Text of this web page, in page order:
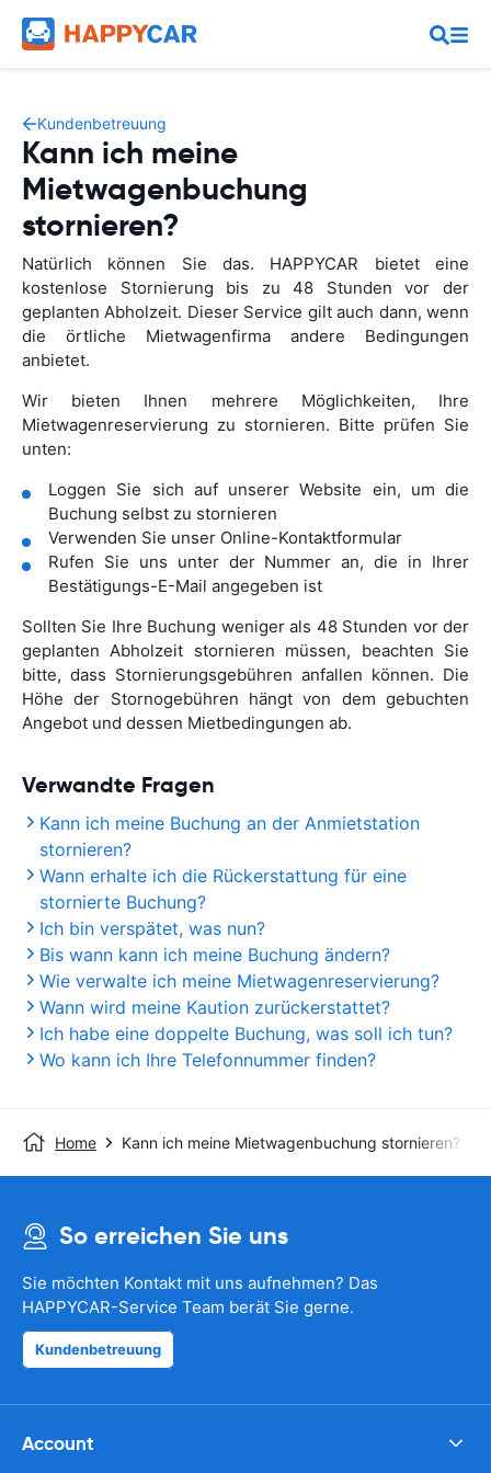
Kundenbetreuung
Kann ich meine
Mietwagenbuchung
stornieren?
Natürlich können Sie das. HAPPYCAR bietet eine
kostenlose Stornierung bis zu 48 Stunden vor der
geplanten Abholzeit. Dieser Service gilt auch dann, wenn
die örtliche Mietwagenfirma andere Bedingungen
anbietet.
Wir bieten Ihnen mehrere Möglichkeiten, Ihre
Mietwagenreservierung zu stornieren. Bitte prüfen Sie
unten:
Loggen Sie sich auf unserer Website ein, um die
Buchung selbst zu stornieren
Verwenden Sie unser Online-Kontaktformular
Rufen Sie uns unter der Nummer an, die in Ihrer
Bestätigungs-E-Mail angegeben ist
Sollten Sie Ihre Buchung weniger als 48 Stunden vor der
geplanten Abholzeit stornieren müssen, beachten Sie
bitte, dass Stornierungsgebühren anfallen können. Die
Höhe der Stornogebühren hängt von dem gebuchten
Angebot und dessen Mietbedingungen ab.
Verwandte Fragen
Kann ich meine Buchung an der Anmietstation
stornieren?
Wann erhalte ich die Rückerstattung für eine
stornierte Buchung?
Ich bin verspätet, was nun?
Bis wann kann ich meine Buchung ändern?
Wie verwalte ich meine Mietwagenreservierung?
Wann wird meine Kaution zurückerstattet?
Ich habe eine doppelte Buchung, was soll ich tun?
Wo kann ich Ihre Telefonnummer finden?
Home Kann ich meine Mietwagenbuchung stornieren?
So erreichen Sie uns
Sie möchten Kontakt mit uns aufnehmen? Das
HAPPYCAR-Service Team berät Sie gerne.
Kundenbetreuung
Account